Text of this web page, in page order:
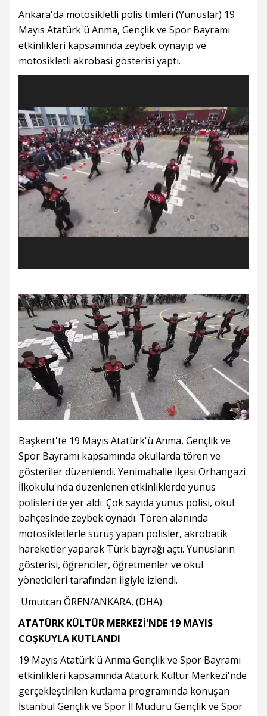
Ankara'da motosikletli polis timleri (Yunuslar) 19
Mayıs Atatürk'ü Anma, Gençlik ve Spor Bayramı
etkinlikleri kapsamında zeybek oynayıp ve
motosikletli akrobasi gösterisi yaptı.
Başkent'te 19 Mayıs Atatürk'ü Anma, Gençlik ve
Spor Bayramı kapsamında okullarda tören ve
gösteriler düzenlendi. Yenimahalle ilçesi Orhangazi
İlkokulu'nda düzenlenen etkinliklerde yunus
polisleri de yer aldı. Çok sayıda yunus polisi, okul
bahçesinde zeybek oynadı. Tören alanında
motosikletlerle sürüş yapan polisler, akrobatik
hareketler yaparak Türk bayrağı açtı. Yunusların
gösterisi, öğrenciler, öğretmenler ve okul
yöneticileri tarafından ilgiyle izlendi.
Umutcan ÖREN/ANKARA, (DHA)
ATATÜRK KÜLTÜR MERKEZİ'NDE 19 MAYIS
COŞKUYLA KUTLANDI
19 Mayıs Atatürk'ü Anma Gençlik ve Spor Bayramı
etkinlikleri kapsamında Atatürk Kültür Merkezi'nde
gerçekleştirilen kutlama programında konuşan
İstanbul Gençlik ve Spor İl Müdürü Gençlik ve Spor